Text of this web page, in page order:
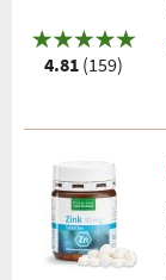
4.81 (159)